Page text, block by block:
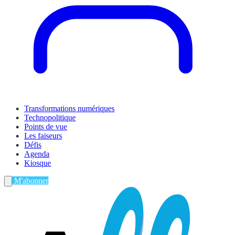
Transformations numériques
Technopolitique
Points de vue
Les faiseurs
Défis
Agenda
Kiosque
M'abonner